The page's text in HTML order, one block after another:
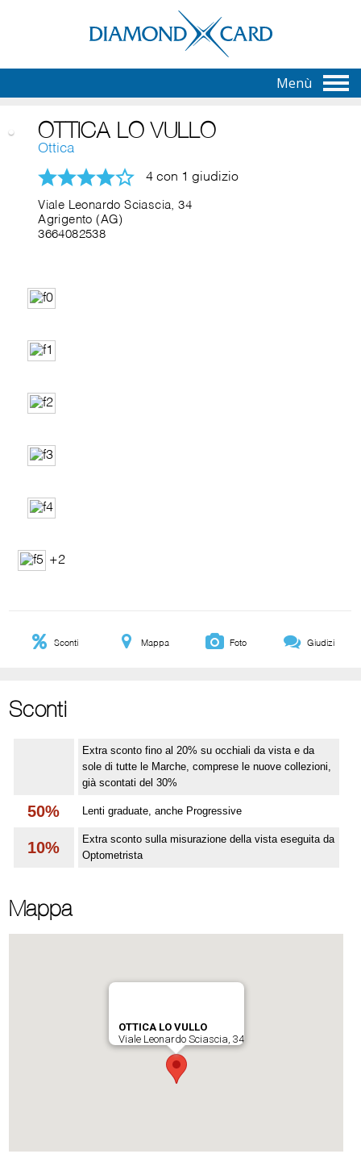
Menù
OTTICA LO VULLO
Ottica
4 con 1 giudizio
Viale Leonardo Sciascia, 34
Agrigento (AG)
3664082538
+2
Sconti Mappa Foto Giudizi
Sconti
Extra sconto fino al 20% su occhiali da vista e da
sole di tutte le Marche, comprese le nuove collezioni,
già scontati del 30%
50% Lenti graduate, anche Progressive
10%
Extra sconto sulla misurazione della vista eseguita da
Optometrista
Mappa